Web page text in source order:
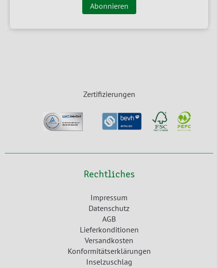
Abonnieren
Zertifizierungen
Rechtliches
Impressum
Datenschutz
AGB
Lieferkonditionen
Versandkosten
Konformitätserklärungen
Inselzuschlag